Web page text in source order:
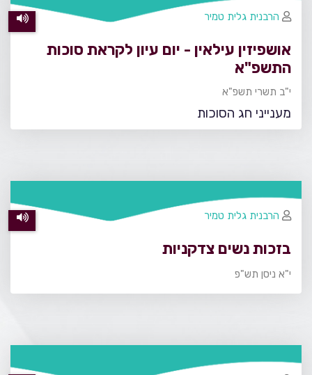
אושפיזין עילאין - יום עיון לקראת סוכות
התשפ"א
י"ב תשרי תשפ"א
מענייני חג הסוכות
הרבנית גלית טמיר
בזכות נשים צדקניות
י"א ניסן תש"פ
הרבנית גלית טמיר